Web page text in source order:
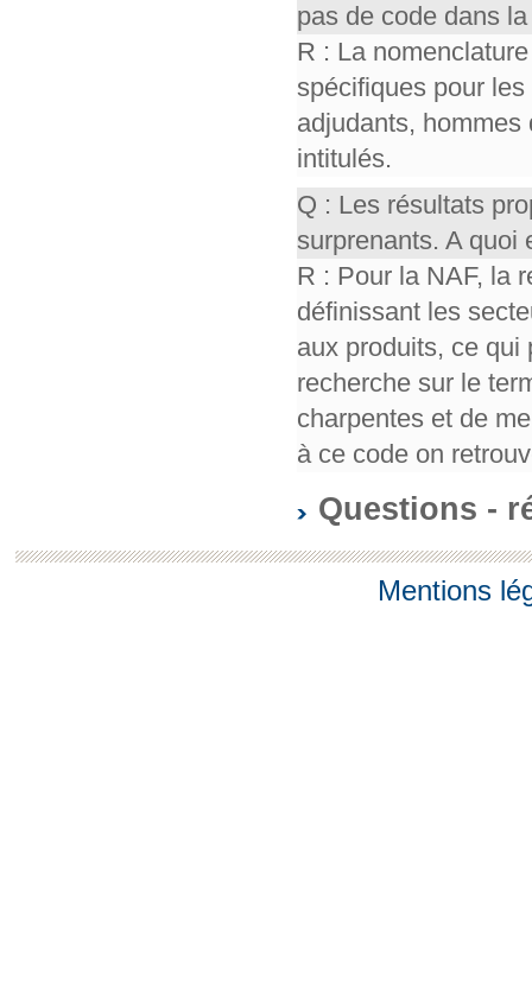
pas de code dans
R : La
spécifiques pour
adjudants,
intitulés.
Q : Les résultats
surprenants. A quoi
R : Pour la NAF, la
définissant les
aux produits, ce qui
recherche sur le
charpentes et de
à ce code on
Questions -
Mentions